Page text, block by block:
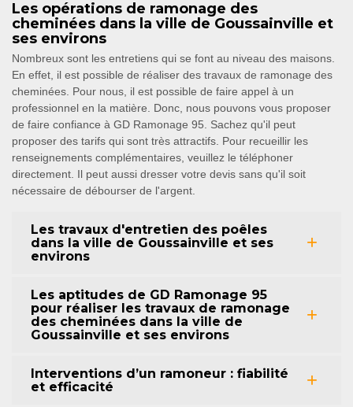
Les opérations de ramonage des
cheminées dans la ville de Goussainville et
ses environs
Nombreux sont les entretiens qui se font au niveau des maisons.
En effet, il est possible de réaliser des travaux de ramonage des
cheminées. Pour nous, il est possible de faire appel à un
professionnel en la matière. Donc, nous pouvons vous proposer
de faire confiance à GD Ramonage 95. Sachez qu'il peut
proposer des tarifs qui sont très attractifs. Pour recueillir les
renseignements complémentaires, veuillez le téléphoner
directement. Il peut aussi dresser votre devis sans qu'il soit
nécessaire de débourser de l'argent.
Les travaux d'entretien des poêles
dans la ville de Goussainville et ses
environs
Les aptitudes de GD Ramonage 95
pour réaliser les travaux de ramonage
des cheminées dans la ville de
Goussainville et ses environs
Interventions d’un ramoneur : fiabilité
et efficacité